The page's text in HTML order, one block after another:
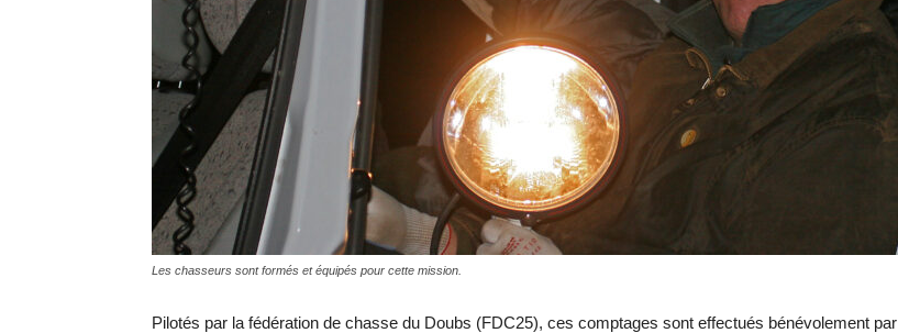
–
Les chasseurs sont formés et équipés pour cette mission.
Pilotés par la fédération de chasse du Doubs (FDC25), ces comptages sont effectués bénévolement par